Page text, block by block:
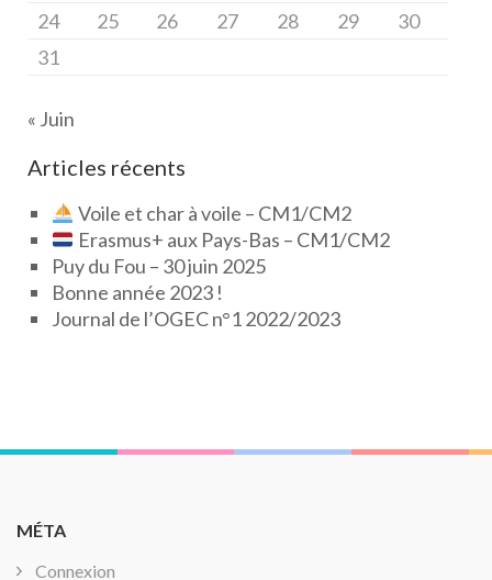
24
25 26 27 28 29
30
31
« Juin
Articles récents
Voile et char à voile – CM1/CM2
Erasmus+ aux Pays-Bas – CM1/CM2
Puy du Fou – 30 juin 2025
Bonne année 2023 !
Journal de l’OGEC n°1 2022/2023
MÉTA
Connexion